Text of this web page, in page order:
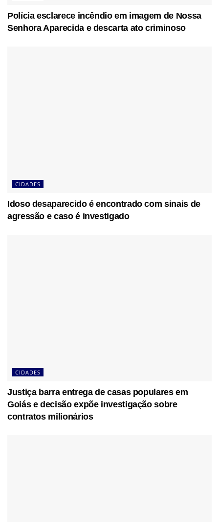
Polícia esclarece incêndio em imagem de Nossa
Senhora Aparecida e descarta ato criminoso
CIDADES
Idoso desaparecido é encontrado com sinais de
agressão e caso é investigado
CIDADES
Justiça barra entrega de casas populares em
Goiás e decisão expõe investigação sobre
contratos milionários